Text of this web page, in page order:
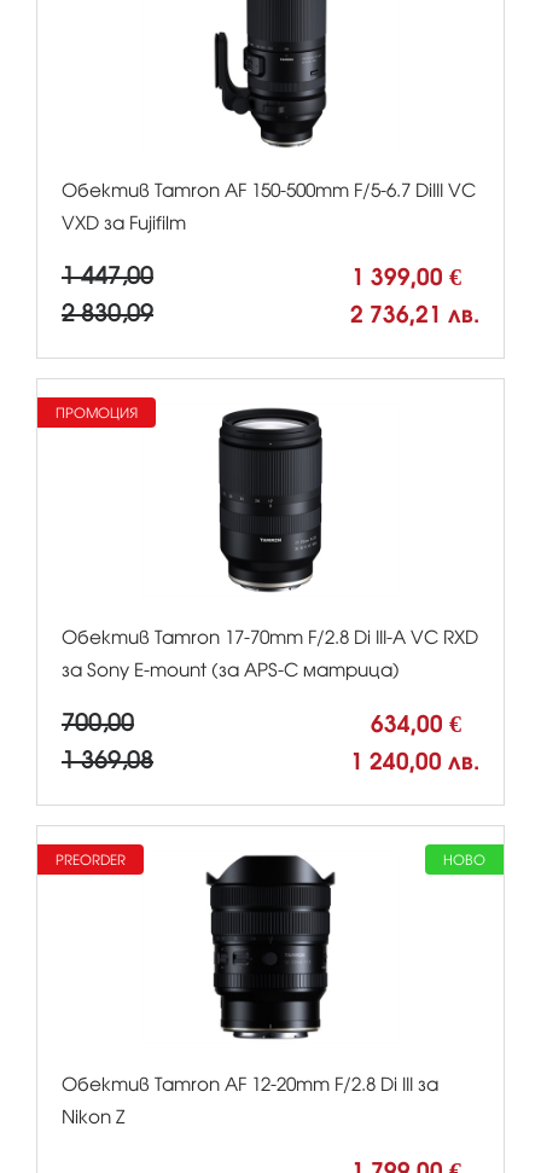
Обектив Tamron AF 150-500mm F/5-6.7 DiIII VC
VXD за Fujifilm
1 447,00 1 399,00 €
2 830,09 2 736,21 лв.
Обектив Tamron 17-70mm F/2.8 Di III-A VC RXD
за Sony E-mount (за APS-C матрица)
700,00 634,00 €
1 369,08 1 240,00 лв.
ПРОМОЦИЯ
Обектив Tamron AF 12-20mm F/2.8 Di III за
Nikon Z
PREORDER НОВО